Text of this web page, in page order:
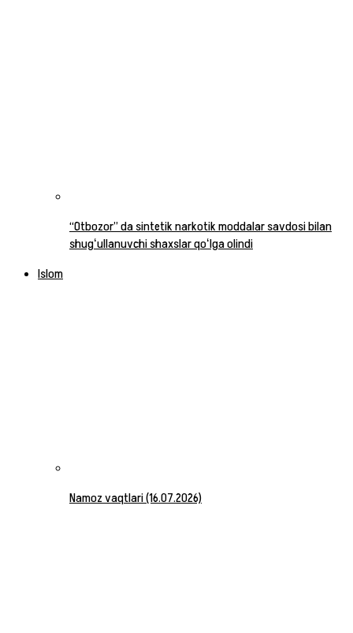
“Otbozor” da sintetik narkotik moddalar savdosi bilan
shugʻullanuvchi shaxslar qoʻlga olindi
Islom
Namoz vaqtlari (16.07.2026)